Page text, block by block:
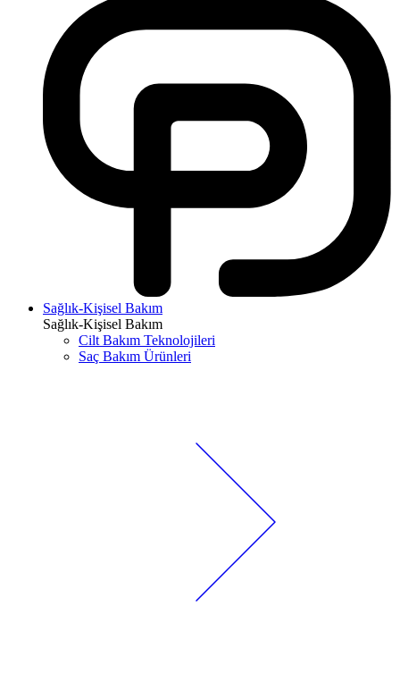
Sağlık-Kişisel Bakım
Sağlık-Kişisel Bakım
Cilt Bakım Teknolojileri
Saç Bakım Ürünleri